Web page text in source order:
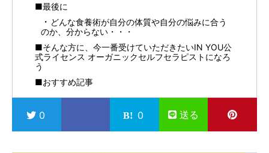
■最後に
どんな食養術が自分の体質や自分の悩みに合う
のか、分からない・・・
■そんな方に、今一番受けていただきたいIN YOU公
式ライセンス オーガニックセルフセラピストになろ
う
■おすすめ記事
0 0 送る